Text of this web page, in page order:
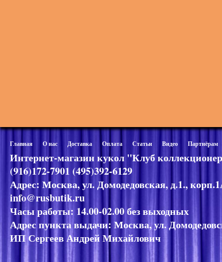
Главная О нас Доставка Оплата Статьи Видео Партнёрам
Интернет-магазин кукол "Клуб
(916)172-7901 (495)392-6129
Адрес: Москва, ул. Домодедовская, д.1.,
info@rusbutik.ru
Часы работы: 14.00-02.00 без выходных
Адрес пункта выдачи: Москва, ул.
ИП Сергеев Андрей Михайлович